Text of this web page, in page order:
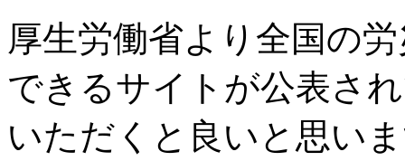
厚生労働省より全国の
できるサイトが公表さ
いただくと良いと思い